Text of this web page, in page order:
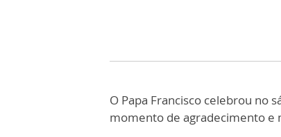
O Papa Francisco celebrou no
momento de agradecimento e